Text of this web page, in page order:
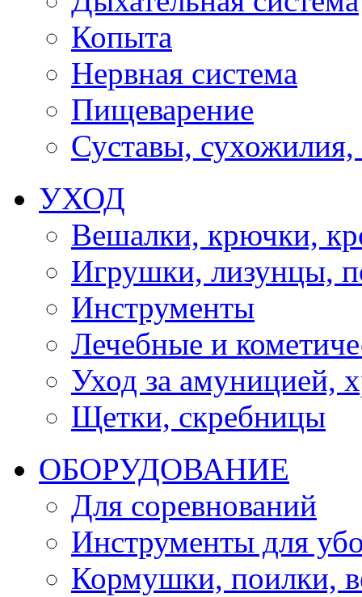
Копыта
Нервная система
Пищеварение
Суставы, сухожилия,
УХОД
Вешалки, крючки,
Игрушки, лизунцы,
Инструменты
Лечебные и
Уход за амуницией,
Щетки, скребницы
ОБОРУДОВАНИЕ
Для соревнований
Инструменты для
Кормушки, поилки,